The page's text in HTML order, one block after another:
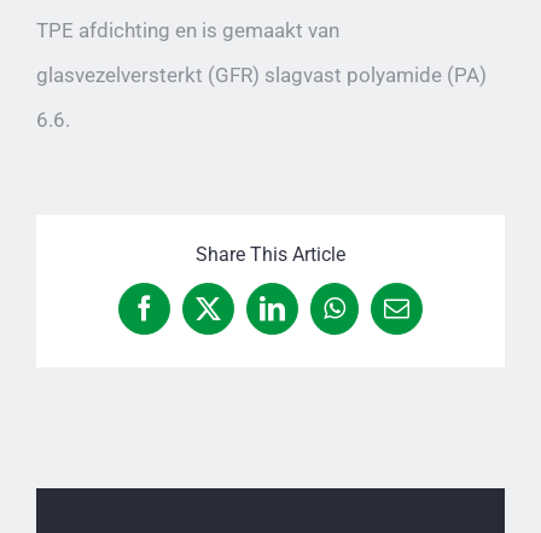
TPE afdichting en is gemaakt van
glasvezelversterkt (GFR) slagvast polyamide (PA)
6.6.
Share This Article
Facebook
X LinkedInWhatsApp
E-